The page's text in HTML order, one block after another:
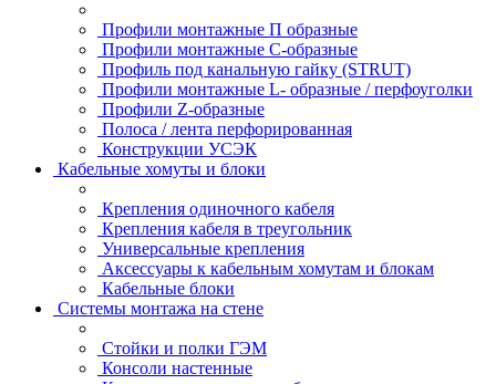
Профили монтажные П образные
Профили монтажные C-образные
Профиль под канальную гайку (STRUT)
Профили монтажные L- образные / перфоуголки
Профили Z-образные
Полоса / лента перфорированная
Конструкции УСЭК
Кабельные хомуты и блоки
Крепления одиночного кабеля
Крепления кабеля в треугольник
Универсальные крепления
Аксессуары к кабельным хомутам и блокам
Кабельные блоки
Системы монтажа на стене
Стойки и полки ГЭМ
Консоли настенные